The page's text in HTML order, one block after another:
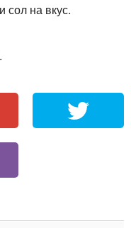
сол на вкус.